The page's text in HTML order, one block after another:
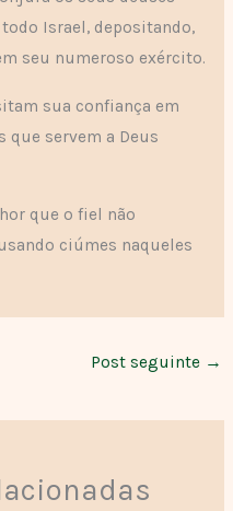
Israel, depositando,
seu numeroso exército.
sua confiança em
que servem a Deus
que o fiel não
ciúmes naqueles
Post seguinte →